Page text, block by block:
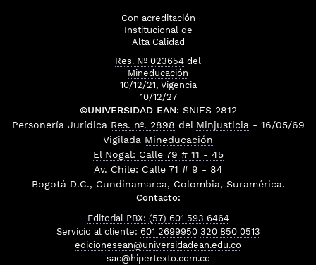
Con acreditación
Institucional de
Alta Calidad
Res. Nº 023654 del
Mineducación
10/12/21, Vigencia
10/12/27
©UNIVERSIDAD EAN: SNIES 2812
Personería Jurídica Res. nº. 2898 del Minjusticia - 16/05/69
Vigilada Mineducación
El Nogal: Calle 79 # 11 - 45
Av. Chile: Calle 71 # 9 - 84
Bogotá D.C., Cundinamarca, Colombia, Suramérica.
Contacto:
Editorial PBX: (57) 601 593 6464
Servicio al cliente: 601 2699950 320 850 0513
edicionesean@universidadean.edu.co
sac@hipertexto.com.co